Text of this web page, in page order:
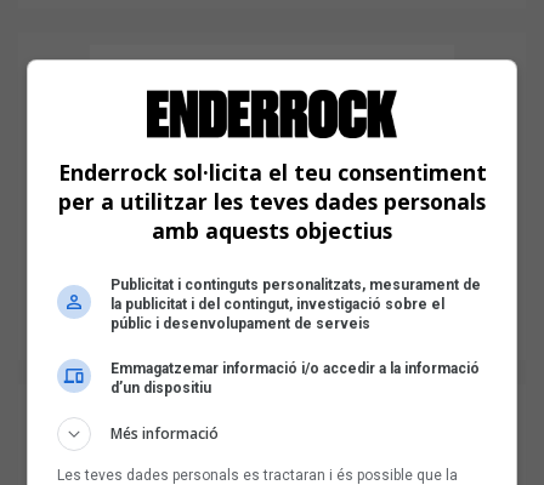
Enderrock sol·licita el teu consentiment
per a utilitzar les teves dades personals
amb aquests objectius
Publicitat i continguts personalitzats, mesurament de
la publicitat i del contingut, investigació sobre el
públic i desenvolupament de serveis
Emmagatzemar informació i/o accedir a la informació
d’un dispositiu
Més informació
Les teves dades personals es tractaran i és possible que la